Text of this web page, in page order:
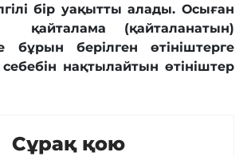
бір уақытты алады. Осыған
қайталама (қайталанатын)
бұрын берілген өтініштерге
нақтылайтын өтініштер
Сұрақ қою